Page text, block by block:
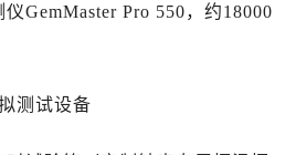
仪GemMaster Pro 550，约18000
测试设备